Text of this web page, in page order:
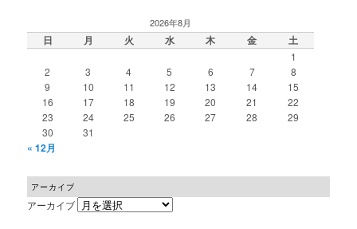
2026年8月
日 月 火 水 木 金 土
1
2
3 4 5 6 7
8
9
10 11 12 13 14
15
16
17 18 19 20 21
22
23
24 25 26 27 28
29
30
31
« 12月
アーカイブ
アーカイブ